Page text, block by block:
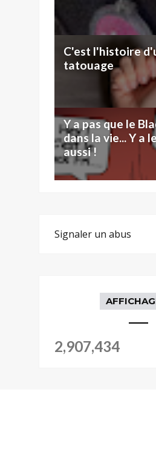
C'est l'histoire
tatouage
Y a pas que le
dans la vie... Y a
aussi !
Signaler un abus
2,907,434